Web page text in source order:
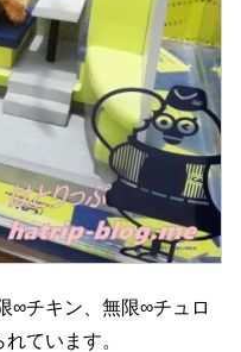
∞チキン、無限∞チュロ
ています。